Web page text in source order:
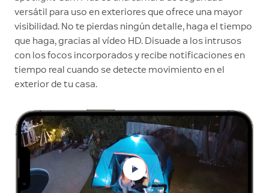
versátil para uso en exteriores que ofrece una mayor
visibilidad. No te pierdas ningún detalle, haga el tiempo
que haga, gracias al vídeo HD. Disuade a los intrusos
con los focos incorporados y recibe notificaciones en
tiempo real cuando se detecte movimiento en el
exterior de tu casa.